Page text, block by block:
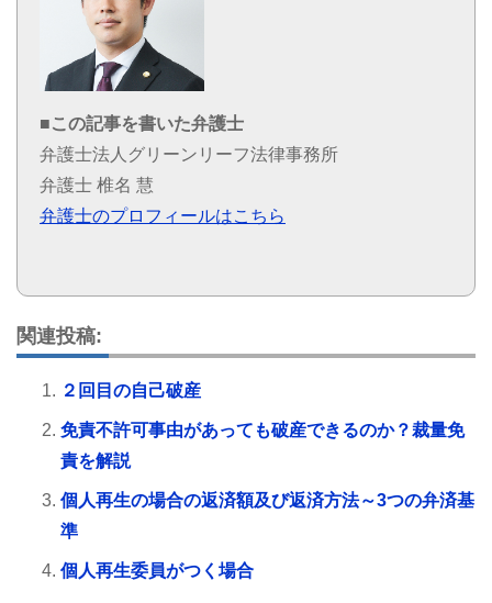
■この記事を書いた弁護士
弁護士法人グリーンリーフ法律事務所
弁護士 椎名 慧
弁護士のプロフィールはこちら
関連投稿:
２回目の自己破産
免責不許可事由があっても破産できるのか？裁量免
責を解説
個人再生の場合の返済額及び返済方法～3つの弁済基
準
個人再生委員がつく場合